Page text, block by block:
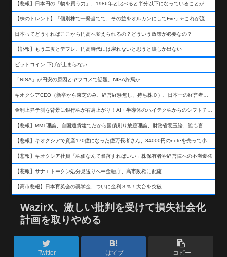
【悲報】日本円の「物を買う力」、1986年と比べると半分以下になっていることが判明&#8230;高市さんありがとう！
【株のトレンド】「個別株で一発当てて、その益をオルカンにしてFire」⇐これが流行ってるらしい
日本ってどうすればここから円高へ変えられるの？どういう政策が必要なの？
【訃報】もう二度とデフレ、円高時代には戻れないと思うと涙しか出ない
ビットコイン 下げが止まらない
「NISA」が円安の原因とヤフコメで話題。NISA終焉か
キオクシアCEO（新卒から東芝のみ、経営経験無し、持ち株０）、日本一の経営者になる…
金利上昇予測を背景に銀行株が右肩上がり！AI・半導体のハイテク株からのシフトチェンジも
【悲報】MMT理論、自国通貨建てだから国債刷り放題理論、財務省悪玉論、誰も言わなくなるwwwwwwwwwwwwwww
【悲報】キオクシアで資産170億になった億万長者さん、34000円のnoteを売って小銭を稼いでしまうwwwwwwwwwwwwwwwwwwww
【悲報】キオクシア社員「株価なんて暴落すればいい」株保有者や経営陣への不満爆発
【悲報】サナエトークン処分見送りへー金融庁、高市政権に配慮
【高市悲報】日本育英会の奨学金、ついに金利３％！大台を突破
WazirX、激しい批判を受けて損失社会化
計画を取りやめる
Twitter はてブ コピー